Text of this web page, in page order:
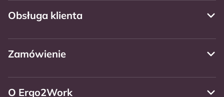
Obsługa klienta
Zamówienie
O Ergo2Work